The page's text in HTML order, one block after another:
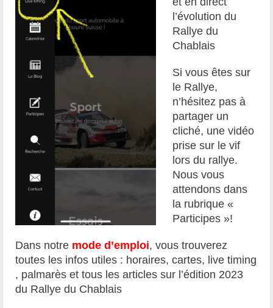
l’évolution du
Rallye du
Chablais
Si vous êtes sur
le Rallye,
n’hésitez pas à
partager un
cliché, une vidéo
prise sur le vif
lors du rallye.
Nous vous
attendons dans
la rubrique «
Participes »!
Dans notre mode d’emploi, vous trouverez
toutes les infos utiles : horaires, cartes, live timing
, palmarès et tous les articles sur l’édition 2023
du Rallye du Chablais